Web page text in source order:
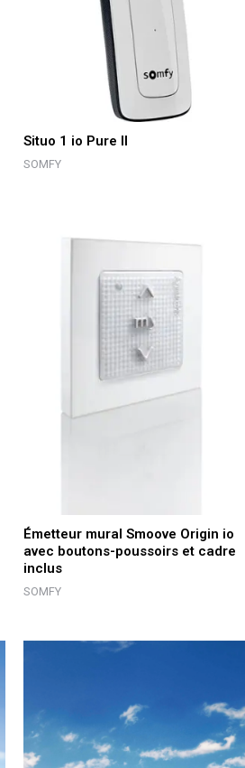
Situo 1 io Pure II
SOMFY
Émetteur mural Smoove Origin io
avec boutons-poussoirs et cadre
inclus
SOMFY